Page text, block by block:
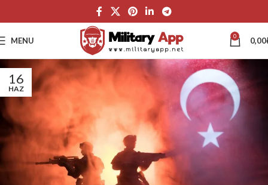
MENU 0 0,00
16
HAZ